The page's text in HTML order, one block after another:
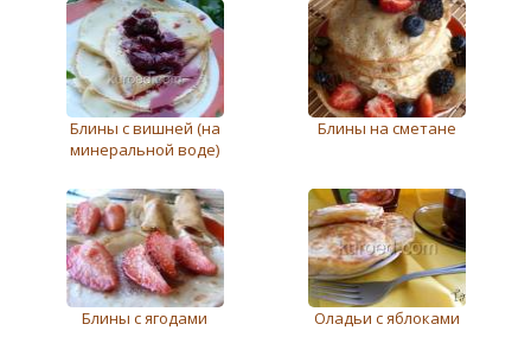
Блины с вишней (на
минеральной воде)
Блины на сметане
Блины с ягодами Оладьи с яблоками